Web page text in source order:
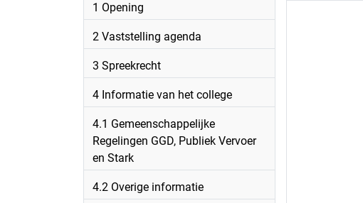
1 Opening
2 Vaststelling agenda
3 Spreekrecht
4 Informatie van het college
4.1 Gemeenschappelijke
Regelingen GGD, Publiek Vervoer
en Stark
4.2 Overige informatie